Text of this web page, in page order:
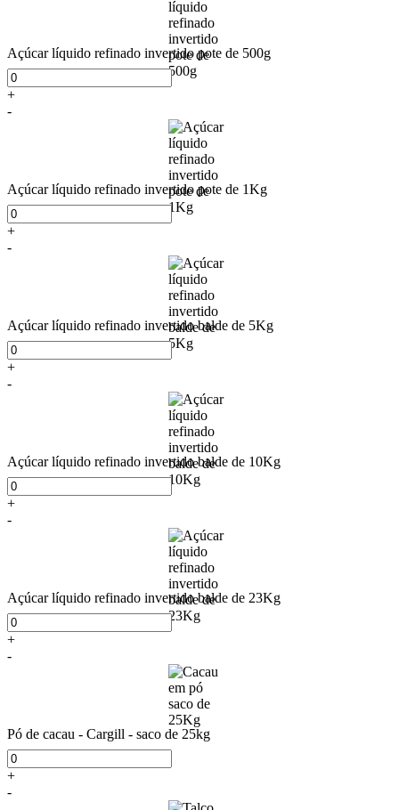
Açúcar líquido refinado invertido pote de 500g
+
-
Açúcar líquido refinado invertido pote de 1Kg
+
-
Açúcar líquido refinado invertido balde de 5Kg
+
-
Açúcar líquido refinado invertido balde de 10Kg
+
-
Açúcar líquido refinado invertido balde de 23Kg
+
-
Pó de cacau - Cargill - saco de 25kg
+
-